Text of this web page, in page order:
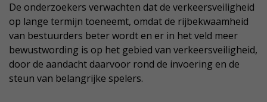
De onderzoekers verwachten dat de verkeersveiligheid
op lange termijn toeneemt, omdat de rijbekwaamheid
van bestuurders beter wordt en er in het veld meer
bewustwording is op het gebied van verkeersveiligheid,
door de aandacht daarvoor rond de invoering en de
steun van belangrijke spelers.